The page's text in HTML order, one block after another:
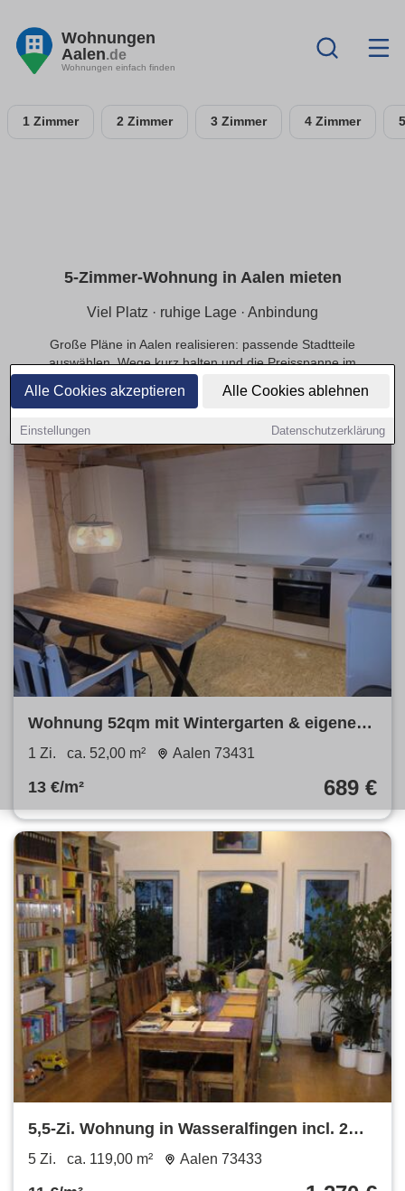
Alle Cookies akzeptieren Alle Cookies ablehnen
Einstellungen Datenschutzerklärung
Wohnungen
Aalen.de
Wohnungen einfach finden
1 Zimmer 2 Zimmer 3 Zimmer 4 Zimmer
5-Zimmer-Wohnung in Aalen mieten
Viel Platz · ruhige Lage · Anbindung
Große Pläne in Aalen realisieren: passende Stadtteile
auswählen, Wege kurz halten und die Preisspanne im
Budget sichern.
Wohnung 52qm mit Wintergarten & eigenem
Garten - nahe FH und B29
1 Zi. ca. 52,00 m² Aalen 73431
13 €/m² 689 €
5,5-Zi. Wohnung in Wasseralfingen incl. 2
TG-Stellpl. + Keller
5 Zi. ca. 119,00 m² Aalen 73433